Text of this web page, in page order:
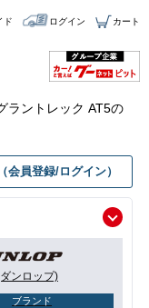
ド ログイン カート
ラントレック AT5の
会員登録/ログイン）
ンロップ)
ブランド